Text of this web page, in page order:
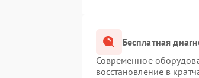
Бесплатная
Современное
восстановление в